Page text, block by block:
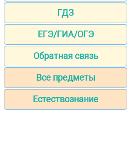
ГДЗ
ЕГЭ/ГИА/ОГЭ
Обратная связь
Все предметы
Естествознание